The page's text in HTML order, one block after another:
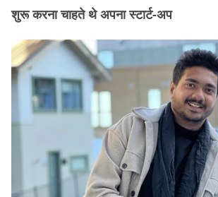
शुरू करना चाहते थे अपना स्टार्ट-अप